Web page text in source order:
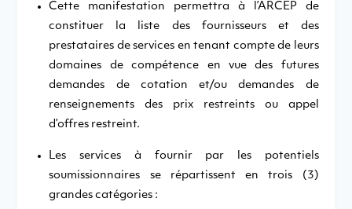
Cette manifestation permettra à l’ARCEP de
constituer la liste des fournisseurs et des
prestataires de services en tenant compte de leurs
domaines de compétence en vue des futures
demandes de cotation et/ou demandes de
renseignements des prix restreints ou appel
d’offres restreint.
Les services à fournir par les potentiels
soumissionnaires se répartissent en trois (3)
grandes catégories :